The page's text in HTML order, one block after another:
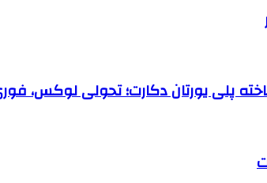
پلی یورتان دکارت؛ تحولی لوکس،